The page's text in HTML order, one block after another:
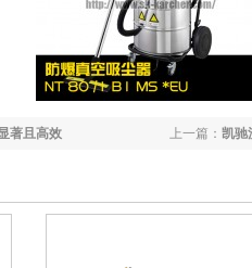
上一篇： 凯驰
著且高效